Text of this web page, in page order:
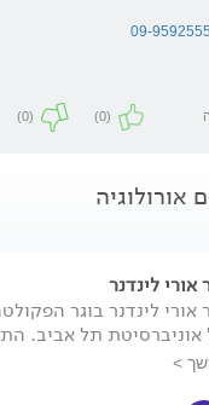
09-9592555
(0)
(0)
אורולוגיה
אורי לינדנר
אורי לינדנר בוגר
אוניברסיטת תל אביב.
>